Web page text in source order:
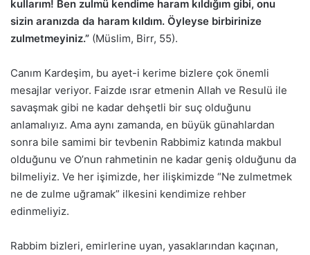
kullarım! Ben zulmü kendime haram kıldığım gibi, onu
sizin aranızda da haram kıldım. Öyleyse birbirinize
zulmetmeyiniz.” (Müslim, Birr, 55).
Canım Kardeşim, bu ayet-i kerime bizlere çok önemli
mesajlar veriyor. Faizde ısrar etmenin Allah ve Resulü ile
savaşmak gibi ne kadar dehşetli bir suç olduğunu
anlamalıyız. Ama aynı zamanda, en büyük günahlardan
sonra bile samimi bir tevbenin Rabbimiz katında makbul
olduğunu ve O’nun rahmetinin ne kadar geniş olduğunu da
bilmeliyiz. Ve her işimizde, her ilişkimizde “Ne zulmetmek
ne de zulme uğramak” ilkesini kendimize rehber
edinmeliyiz.
Rabbim bizleri, emirlerine uyan, yasaklarından kaçınan,